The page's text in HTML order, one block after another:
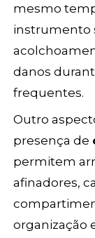
mesmo
instrumento
danos
frequentes.
Outro
presença de
permitem
afinadores,
organização